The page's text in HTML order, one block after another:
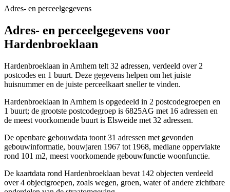
Adres- en perceelgegevens
Adres- en perceelgegevens voor
Hardenbroeklaan
Hardenbroeklaan in Arnhem telt 32 adressen, verdeeld over 2
postcodes en 1 buurt. Deze gegevens helpen om het juiste
huisnummer en de juiste perceelkaart sneller te vinden.
Hardenbroeklaan in Arnhem is opgedeeld in 2 postcodegroepen en
1 buurt; de grootste postcodegroep is 6825AG met 16 adressen en
de meest voorkomende buurt is Elsweide met 32 adressen.
De openbare gebouwdata toont 31 adressen met gevonden
gebouwinformatie, bouwjaren 1967 tot 1968, mediane oppervlakte
rond 101 m2, meest voorkomende gebouwfunctie woonfunctie.
De kaartdata rond Hardenbroeklaan bevat 142 objecten verdeeld
over 4 objectgroepen, zoals wegen, groen, water of andere zichtbare